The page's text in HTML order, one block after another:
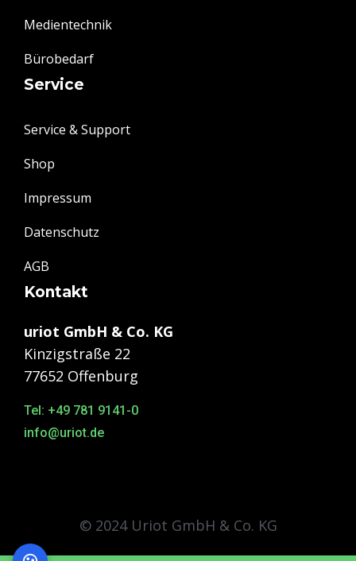
Medientechnik
Bürobedarf
Service
Service & Support
Shop
Impressum
Datenschutz
AGB
Kontakt
uriot GmbH & Co. KG
Kinzigstraße 22
77652 Offenburg
Tel: +49 781 9141-0
info@uriot.de
© 2024 Uriot GmbH & Co. KG